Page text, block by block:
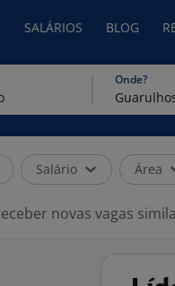
SALÁRIOS BLOG
Onde?
Salário Área
novas vagas